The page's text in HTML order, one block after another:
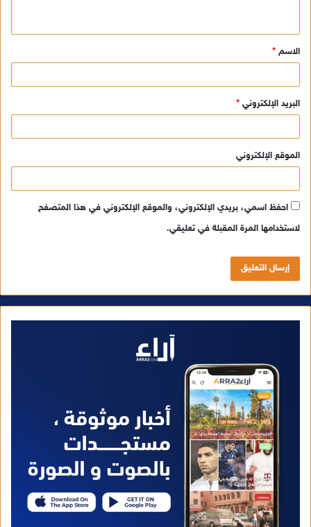
ق
*
الاسم *
البريد الإلكتروني *
الموقع الإلكتروني
احفظ اسمي، بريدي الإلكتروني، والموقع الإلكتروني في هذا المتصفح
لاستخدامها المرة المقبلة في تعليقي.